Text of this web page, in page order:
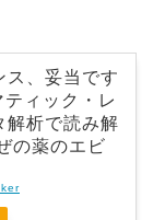
ス、妥当です
ィック・レ
解析で読み解
の薬のエビ